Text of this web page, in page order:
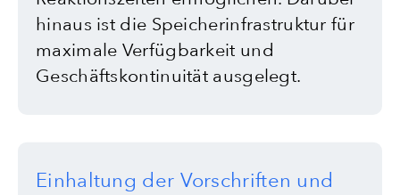
hinaus ist die Speicherinfrastruktur für
maximale Verfügbarkeit und
Geschäftskontinuität ausgelegt.
Einhaltung der Vorschriften und